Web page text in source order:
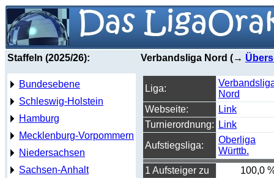
Staffeln (2025/26):
Bundesebene
Schleswig-Holstein
Hamburg
Mecklenburg-Vorpommern
Niedersachsen
Sachsen-Anhalt
Verbandsliga Nord (→
Liga:
Nord
Webseite:
Link
Turnierordnung:
Link
Aufstiegsliga:
Oberliga
Württb.
1 Aufsteiger zu
100,0